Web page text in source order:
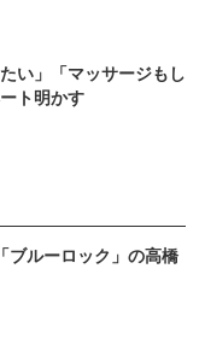
い」「マッサージもし
ト明かす
ブルーロック」の高橋